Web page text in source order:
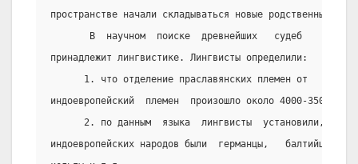
пространстве начали складываться новые родственные
В  научном  поиске  древнейших   судеб
принадлежит лингвистике. Лингвисты определили:
1. что отделение праславянских племен от
индоевропейский  племен  произошло около 4000-3500 лет
2. по данным  языка  лингвисты  установили,  что
индоевропейских народов были  германцы,   балтийцы,